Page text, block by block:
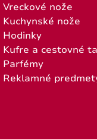
Vreckové nože
Kuchynské nože
Hodinky
Kufre a cestovné
Parfémy
Reklamné